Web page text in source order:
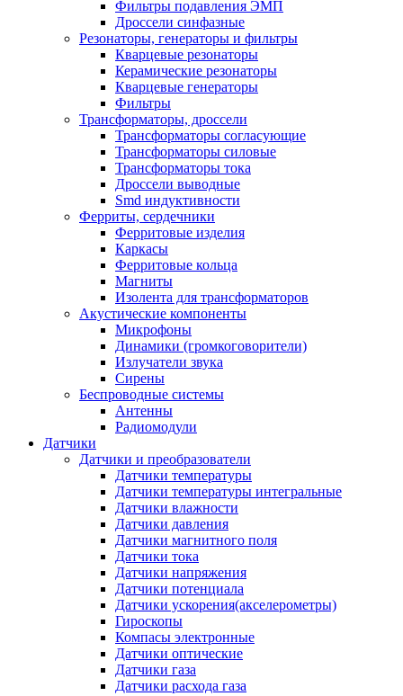
Фильтры подавления ЭМП
Дроссели синфазные
Резонаторы, генераторы и фильтры
Кварцевые резонаторы
Керамические резонаторы
Кварцевые генераторы
Фильтры
Трансформаторы, дроссели
Трансформаторы согласующие
Трансформаторы силовые
Трансформаторы тока
Дроссели выводные
Smd индуктивности
Ферриты, сердечники
Ферритовые изделия
Каркасы
Ферритовые кольца
Магниты
Изолента для трансформаторов
Акустические компоненты
Микрофоны
Динамики (громкоговорители)
Излучатели звука
Сирены
Беспроводные системы
Антенны
Радиомодули
Датчики
Датчики и преобразователи
Датчики температуры
Датчики температуры интегральные
Датчики влажности
Датчики давления
Датчики магнитного поля
Датчики тока
Датчики напряжения
Датчики потенциала
Датчики ускорения(акселерометры)
Гироскопы
Компасы электронные
Датчики оптические
Датчики газа
Датчики расхода газа